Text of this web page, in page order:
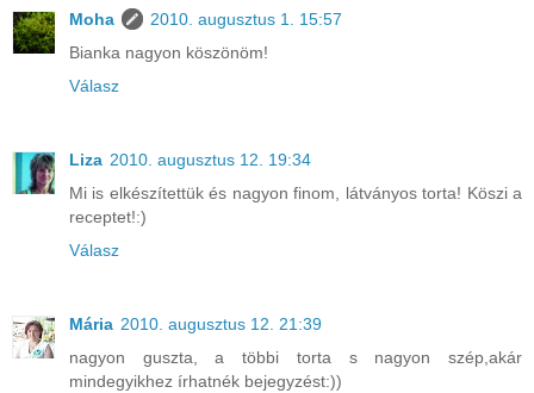
Moha
2010. augusztus 1. 15:57
Bianka nagyon köszönöm!
Válasz
Liza 2010. augusztus 12. 19:34
Mi is elkészítettük és nagyon finom, látványos torta! Köszi a
receptet!:)
Válasz
Mária 2010. augusztus 12. 21:39
nagyon guszta, a többi torta s nagyon szép,akár
mindegyikhez írhatnék bejegyzést:))